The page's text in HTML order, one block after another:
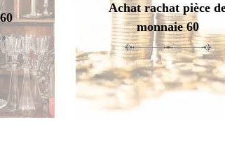
Achat rachat pièce
monnaie 60